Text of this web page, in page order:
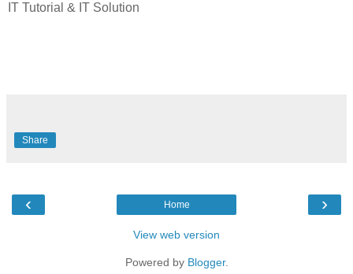
IT Tutorial & IT Solution
Share
‹ ›
Home
View web version
Powered by Blogger.